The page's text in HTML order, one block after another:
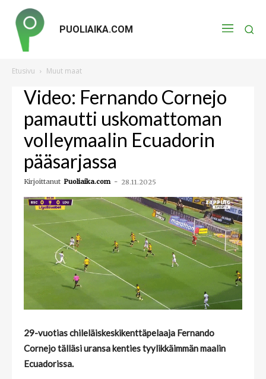
PUOLIAIKA.COM
Etusivu Muut maat
Video: Fernando Cornejo
pamautti uskomattoman
volleymaalin Ecuadorin
pääsarjassa
Kirjoittanut Puoliaika.com - 28.11.2025
29-vuotias chileläiskeskikenttäpelaaja Fernando
Cornejo tälläsi uransa kenties tyylikkäimmän maalin
Ecuadorissa.